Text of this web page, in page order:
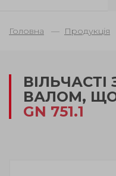
Головна Продукція
ВАЛОМ, ЩО
GN 751.1